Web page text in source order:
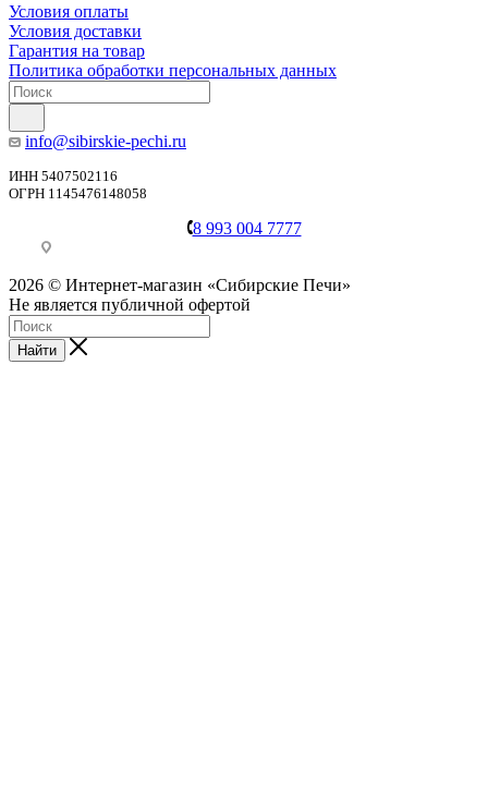
Условия оплаты
Условия доставки
Гарантия на товар
Политика обработки персональных данных
info@sibirskie-pechi.ru
ИНН 5407502116
ОГРН 1145476148058
8 993 004 7777
Пункт выдачи: Иркутск, ул. Генерала Доватора, 21А
2026 © Интернет-магазин «Сибирские Печи»
Не является публичной офертой
Найти